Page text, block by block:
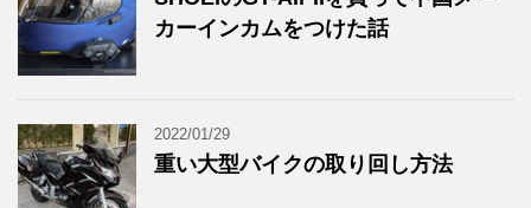
カーインカムをつけた話
2022/01/29
重い大型バイクの取り回し方法